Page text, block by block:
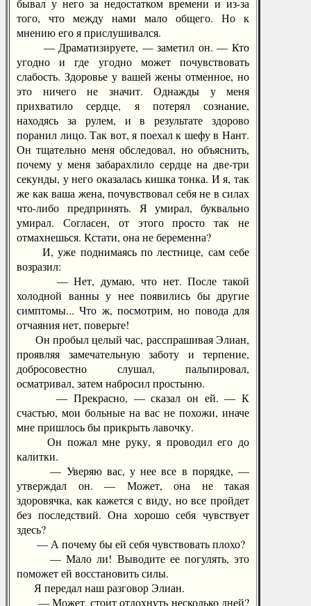
бывал у него за недостатком времени и из-за
того, что между нами мало общего. Но к
мнению его я прислушивался.
— Драматизируете, — заметил он. — Кто
угодно и где угодно может почувствовать
слабость. Здоровье у вашей жены отменное, но
это ничего не значит. Однажды у меня
прихватило сердце, я потерял сознание,
находясь за рулем, и в результате здорово
поранил лицо. Так вот, я поехал к шефу в Нант.
Он тщательно меня обследовал, но объяснить,
почему у меня забарахлило сердце на две-три
секунды, у него оказалась кишка тонка. И я, так
же как ваша жена, почувствовал себя не в силах
что-либо предпринять. Я умирал, буквально
умирал. Согласен, от этого просто так не
отмахнешься. Кстати, она не беременна?
И, уже поднимаясь по лестнице, сам себе
возразил:
— Нет, думаю, что нет. После такой
холодной ванны у нее появились бы другие
симптомы... Что ж, посмотрим, но повода для
отчаяния нет, поверьте!
Он пробыл целый час, расспрашивая Элиан,
проявляя замечательную заботу и терпение,
добросовестно слушал, пальпировал,
осматривал, затем набросил простыню.
— Прекрасно, — сказал он ей. — К
счастью, мои больные на вас не похожи, иначе
мне пришлось бы прикрыть лавочку.
Он пожал мне руку, я проводил его до
калитки.
— Уверяю вас, у нее все в порядке, —
утверждал он. — Может, она не такая
здоровячка, как кажется с виду, но все пройдет
без последствий. Она хорошо себя чувствует
здесь?
— А почему бы ей себя чувствовать плохо?
— Мало ли! Выводите ее погулять, это
поможет ей восстановить силы.
Я передал наш разговор Элиан.
— Может, стоит отдохнуть несколько дней?